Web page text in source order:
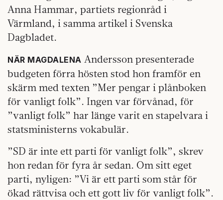
Anna Hammar, partiets regionråd i
Värmland, i samma artikel i Svenska
Dagbladet.
NÄR MAGDALENA Andersson presenterade
budgeten förra hösten stod hon framför en
skärm med texten ”Mer pengar i plånboken
för vanligt folk”. Ingen var förvånad, för
”vanligt folk” har länge varit en stapelvara i
statsministerns vokabulär.
”SD är inte ett parti för vanligt folk”, skrev
hon redan för fyra år sedan. Om sitt eget
parti, nyligen: ”Vi är ett parti som står för
ökad rättvisa och ett gott liv för vanligt folk”.